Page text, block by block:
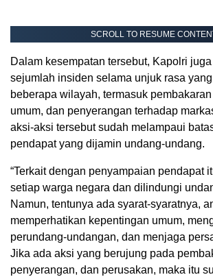
SCROLL TO RESUME
Dalam kesempatan tersebut, Kapolri
sejumlah insiden selama unjuk rasa
beberapa wilayah, termasuk
umum, dan penyerangan terhadap
aksi-aksi tersebut sudah melampaui
pendapat yang dijamin undang-undang.
“Terkait dengan penyampaian pendapat
setiap warga negara dan dilindungi
Namun, tentunya ada syarat-syaratnya,
memperhatikan kepentingan umum,
perundang-undangan, dan menjaga
Jika ada aksi yang berujung pada
penyerangan, dan perusakan, maka itu